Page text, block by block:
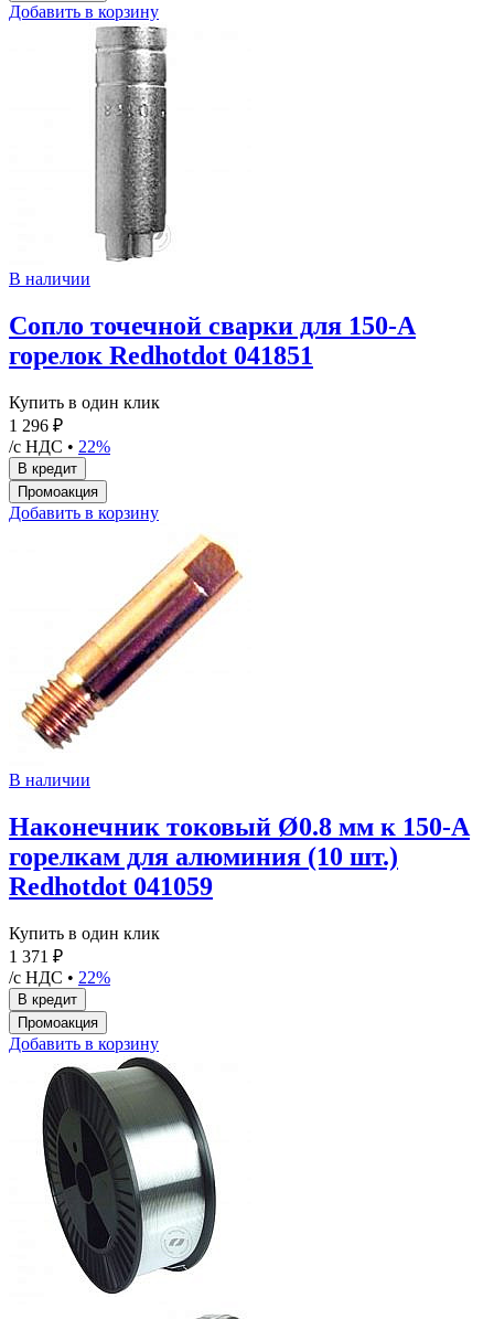
Добавить в корзину
В наличии
Сопло точечной сварки для 150-А
горелок Redhotdot 041851
Купить в один клик
1 296 ₽
/с НДС • 22%
Добавить в корзину
В наличии
Наконечник токовый Ø0.8 мм к 150-А
горелкам для алюминия (10 шт.)
Redhotdot 041059
Купить в один клик
1 371 ₽
/с НДС • 22%
Добавить в корзину